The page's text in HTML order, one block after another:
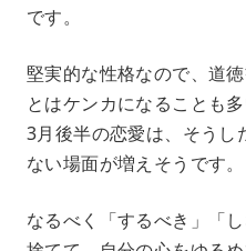
です。
堅実的な性格なので、道
とはケンカになることも多
3月後半の恋愛は、そうし
ない場面が増えそうです。
なるべく「するべき」「